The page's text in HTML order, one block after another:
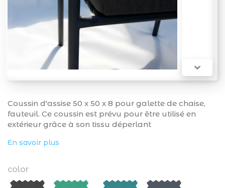

Coussin d'assise 50 x 50 x 8 pour galette de chaise,
fauteuil. Ce coussin est prévu pour être utilisé en
extérieur grâce à son tissu déperlant
En savoir plus
color